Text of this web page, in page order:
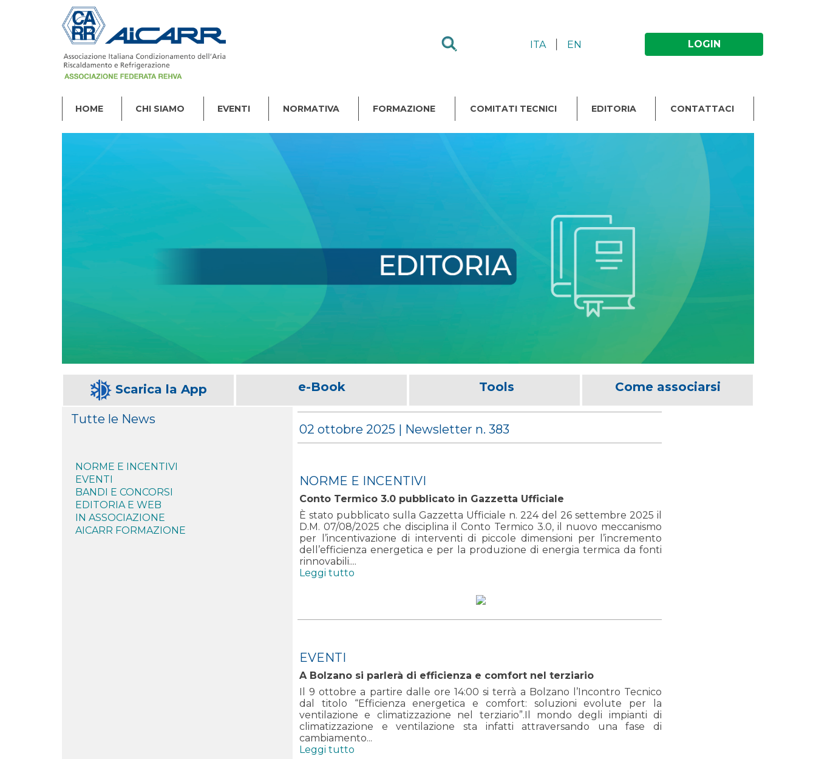
ITA EN LOGIN
HOME CHI SIAMO EVENTI NORMATIVA FORMAZIONE COMITATI TECNICI EDITORIA CONTATTACI
Scarica la App e-Book Tools Come associarsi
Tutte le News
NORME E INCENTIVI
EVENTI
BANDI E CONCORSI
EDITORIA E WEB
IN ASSOCIAZIONE
AICARR FORMAZIONE
02 ottobre 2025 | Newsletter n. 383
NORME E INCENTIVI
Conto Termico 3.0 pubblicato in Gazzetta Ufficiale
È stato pubblicato sulla Gazzetta Ufficiale n. 224 del 26 settembre 2025 il
D.M. 07/08/2025 che disciplina il Conto Termico 3.0, il nuovo meccanismo
per l’incentivazione di interventi di piccole dimensioni per l’incremento
dell’efficienza energetica e per la produzione di energia termica da fonti
rinnovabili....
Leggi tutto
EVENTI
A Bolzano si parlerà di efficienza e comfort nel terziario
Il 9 ottobre a partire dalle ore 14:00 si terrà a Bolzano l’Incontro Tecnico
dal titolo “Efficienza energetica e comfort: soluzioni evolute per la
ventilazione e climatizzazione nel terziario”.Il mondo degli impianti di
climatizzazione e ventilazione sta infatti attraversando una fase di
cambiamento...
Leggi tutto